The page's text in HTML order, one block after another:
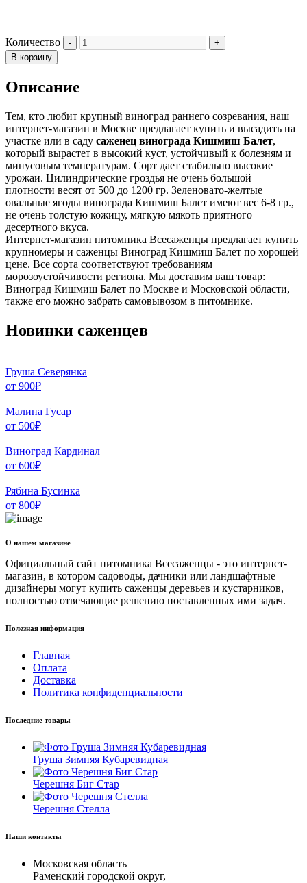
Количество
В корзину
Описание
Тем, кто любит крупный виноград раннего созревания, наш
интернет-магазин в Москве предлагает купить и высадить на
участке или в саду саженец винограда Кишмиш Балет,
который вырастет в высокий куст, устойчивый к болезням и
минусовым температурам. Сорт дает стабильно высокие
урожаи. Цилиндрические гроздья не очень большой
плотности весят от 500 до 1200 гр. Зеленовато-желтые
овальные ягоды винограда Кишмиш Балет имеют вес 6-8 гр.,
не очень толстую кожицу, мягкую мякоть приятного
десертного вкуса.
Интернет-магазин питомника Всесаженцы предлагает купить
крупномеры и саженцы Виноград Кишмиш Балет по хорошей
цене. Все сорта соответствуют требованиям
морозоустойчивости региона. Мы доставим ваш товар:
Виноград Кишмиш Балет по Москве и Московской области,
также его можно забрать самовывозом в питомнике.
Новинки саженцев
Груша Северянка
от 900₽
Малина Гусар
от 500₽
Виноград Кардинал
от 600₽
Рябина Бусинка
от 800₽
О нашем магазине
Официальный сайт питомника Всесаженцы - это интернет-
магазин, в котором садоводы, дачники или ландшафтные
дизайнеры могут купить саженцы деревьев и кустарников,
полностью отвечающие решению поставленных ими задач.
Полезная информация
Главная
Оплата
Доставка
Политика конфиденциальности
Последние товары
Груша Зимняя Кубаревидная
Черешня Биг Стар
Черешня Стелла
Наши контакты
Московская область
Раменский городской округ,